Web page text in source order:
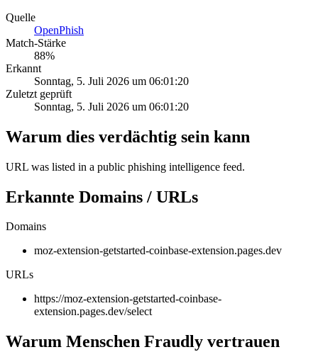
Quelle
OpenPhish
Match-Stärke
88%
Erkannt
Sonntag, 5. Juli 2026 um 06:01:20
Zuletzt geprüft
Sonntag, 5. Juli 2026 um 06:01:20
Warum dies verdächtig sein kann
URL was listed in a public phishing intelligence feed.
Erkannte Domains / URLs
Domains
moz-extension-getstarted-coinbase-extension.pages.dev
URLs
https://moz-extension-getstarted-coinbase-
extension.pages.dev/select
Warum Menschen Fraudly vertrauen